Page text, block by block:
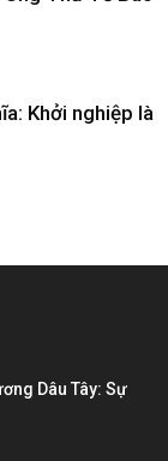
Khởi nghiệp là
Dâu Tây: Sự